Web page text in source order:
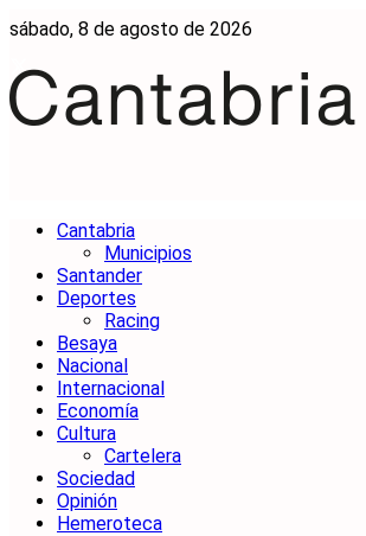
sábado, 8 de agosto de 2026
Cantabria
Municipios
Santander
Deportes
Racing
Besaya
Nacional
Internacional
Economía
Cultura
Cartelera
Sociedad
Opinión
Hemeroteca